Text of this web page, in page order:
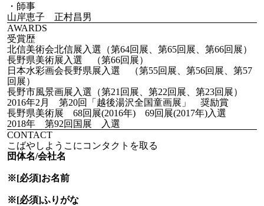
・師事
山岸恵子 正村昌男
AWARDS
受賞歴
北信美術会北信展入選（第64回展、第65回展、第66回展）
長野県美術展入選 （第66回展）
日本水彩画会長野県展入選 （第55回展、第56回展、第57
回展）
長野市風景画展入選（第21回展、第22回展、第23回展）
2016年2月 第20回「越後湯沢全国童画展」 奨励賞
長野県美術展 68回展(2016年) 69回展(2017年)入選
2018年 第92回国展 入選
CONTACT
こばやしようこにコンタクトを取る
団体名/会社名
※[必須]お名前
※[必須]ふりがな